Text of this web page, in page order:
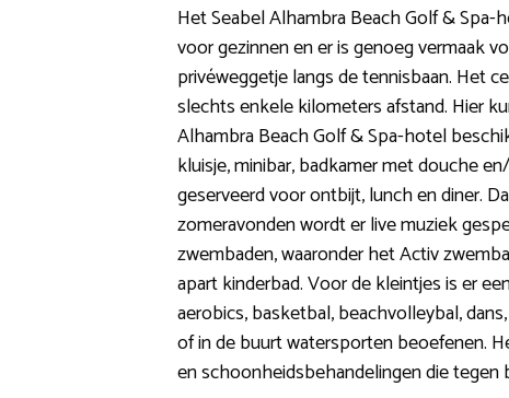
Het Seabel Alhambra Beach Golf &
voor gezinnen en er is genoeg vermaak
privéweggetje langs de tennisbaan. Het
slechts enkele kilometers afstand. Hier
Alhambra Beach Golf & Spa-hotel
kluisje, minibar, badkamer met douche
geserveerd voor ontbijt, lunch en diner.
zomeravonden wordt er live muziek
zwembaden, waaronder het Activ
apart kinderbad. Voor de kleintjes is er
aerobics, basketbal, beachvolleybal,
of in de buurt watersporten beoefenen.
en schoonheidsbehandelingen die